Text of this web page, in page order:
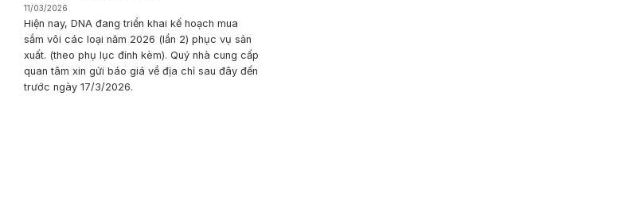
11/03/2026
Hiện nay, DNA đang triển khai kế hoạch mua
sắm vôi các loại năm 2026 (lần 2) phục vụ sản
xuất. (theo phụ lục đính kèm). Quý nhà cung cấp
quan tâm xin gửi báo giá về địa chỉ sau đây đến
trước ngày 17/3/2026.